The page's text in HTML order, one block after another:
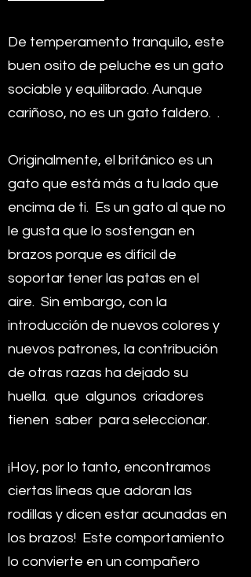
De temperamento tranquilo, este
buen osito de peluche es un gato
sociable y equilibrado. Aunque
cariñoso, no es un gato faldero. .
Originalmente, el británico es un
gato que está más a tu lado que
encima de ti. Es un gato al que no
le gusta que lo sostengan en
brazos porque es difícil de
soportar tener las patas en el
aire. Sin embargo, con la
introducción de nuevos colores y
nuevos patrones, la contribución
de otras razas ha dejado su
huella. que algunos criadores
tienen saber para seleccionar.
¡Hoy, por lo tanto, encontramos
ciertas líneas que adoran las
rodillas y dicen estar acunadas en
los brazos! Este comportamiento
lo convierte en un compañero